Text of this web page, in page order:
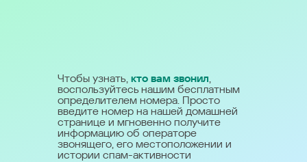
Чтобы узнать, кто вам звонил,
воспользуйтесь нашим бесплатным
определителем номера. Просто
введите номер на нашей домашней
странице и мгновенно получите
информацию об операторе
звонящего, его местоположении и
истории спам-активности